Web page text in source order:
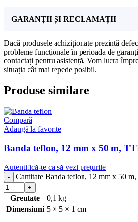
GARANȚII ȘI RECLAMAȚII
Dacă produsele achiziționate prezintă
probleme funcționale în perioada de
contactați pentru asistență. Vom lucra
situația cât mai repede posibil.
Produse similare
Compară
Adaugă la favorite
Banda teflon, 12 mm x 50 m,
Autentifică-te ca să vezi prețurile
Cantitate Banda teflon, 12 mm x 50
Greutate
0,1 kg
Dimensiuni 5 × 5 × 1 cm